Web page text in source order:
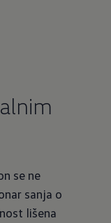
se ne
sanja o
lišena